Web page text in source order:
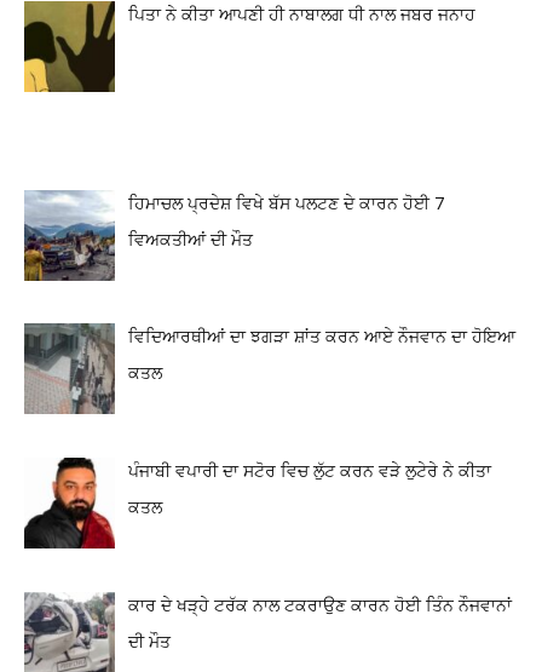
ਪਿਤਾ ਨੇ ਕੀਤਾ ਆਪਣੀ ਹੀ ਨਾਬਾਲਗ ਧੀ ਨਾਲ ਜਬਰ ਜਨਾਹ
ਹਿਮਾਚਲ ਪ੍ਰਦੇਸ਼ ਵਿਖੇ ਬੱਸ ਪਲਟਣ ਦੇ ਕਾਰਨ ਹੋਈ 7
ਵਿਅਕਤੀਆਂ ਦੀ ਮੌਤ
ਵਿਦਿਆਰਥੀਆਂ ਦਾ ਝਗੜਾ ਸ਼ਾਂਤ ਕਰਨ ਆਏ ਨੌਜਵਾਨ ਦਾ ਹੋਇਆ
ਕਤਲ
ਪੰਜਾਬੀ ਵਪਾਰੀ ਦਾ ਸਟੋਰ ਵਿਚ ਲੁੱਟ ਕਰਨ ਵੜੇ ਲੁਟੇਰੇ ਨੇ ਕੀਤਾ
ਕਤਲ
ਕਾਰ ਦੇ ਖੜ੍ਹੇ ਟਰੱਕ ਨਾਲ ਟਕਰਾਉਣ ਕਾਰਨ ਹੋਈ ਤਿੰਨ ਨੌਜਵਾਨਾਂ
ਦੀ ਮੌਤ